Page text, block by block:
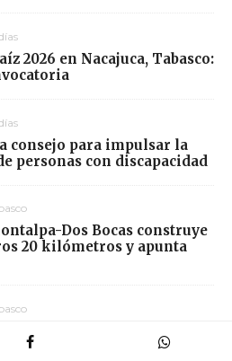
2026 en Nacajuca, Tabasco:
consejo para impulsar la
personas con discapacidad
Dos Bocas construye
20 kilómetros y apunta
prueba su doble agenda
y ambiental